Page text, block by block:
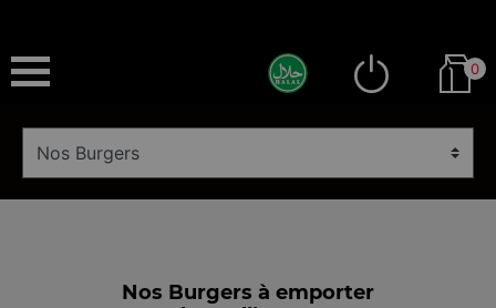
0
Nos Burgers à emporter